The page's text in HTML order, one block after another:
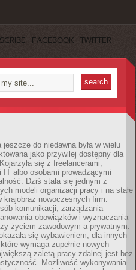
FACEBOOK TWITTER
jeszcze do niedawna była w wielu
jako przywilej dostępny dla
się z freelancerami,
IT albo osobami prowadzącymi
Dziś stała się jednym z
modeli organizacji pracy i na stałe
krajobraz nowoczesnych firm.
komunikacji, zarządzania
obowiązków i wyznaczania
życiem zawodowym a prywatnym.
się wybawieniem, dla innych
wymaga zupełnie nowych
zaletą pracy zdalnej jest bez
Możliwość wykonywania